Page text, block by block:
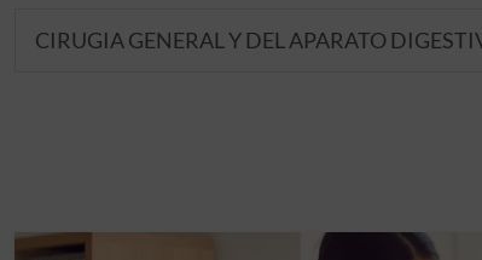
CIRUGIA GENERAL Y DEL APARATO